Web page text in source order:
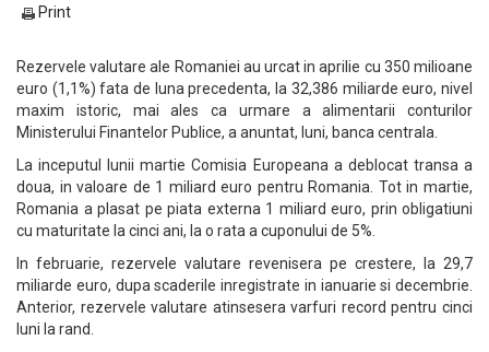
Print
Rezervele valutare ale Romaniei au urcat in aprilie cu 350 milioane
euro (1,1%) fata de luna precedenta, la 32,386 miliarde euro, nivel
maxim istoric, mai ales ca urmare a alimentarii conturilor
Ministerului Finantelor Publice, a anuntat, luni, banca centrala.
La inceputul lunii martie Comisia Europeana a deblocat transa a
doua, in valoare de 1 miliard euro pentru Romania. Tot in martie,
Romania a plasat pe piata externa 1 miliard euro, prin obligatiuni
cu maturitate la cinci ani, la o rata a cuponului de 5%.
In februarie, rezervele valutare revenisera pe crestere, la 29,7
miliarde euro, dupa scaderile inregistrate in ianuarie si decembrie.
Anterior, rezervele valutare atinsesera varfuri record pentru cinci
luni la rand.